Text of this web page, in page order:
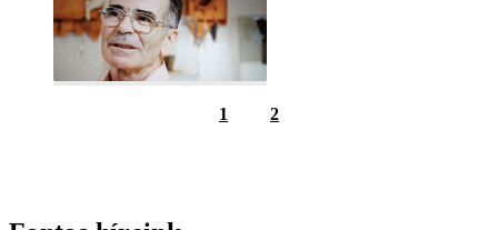
1 2